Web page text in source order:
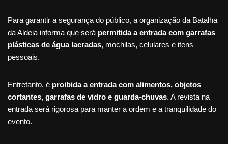
Para garantir a segurança do público, a organização da Batalha
da Aldeia informa que será permitida a entrada com garrafas
plásticas de água lacradas, mochilas, celulares e itens
pessoais.
Entretanto, é proibida a entrada com alimentos, objetos
cortantes, garrafas de vidro e guarda-chuvas. A revista na
entrada será rigorosa para manter a ordem e a tranquilidade do
evento.